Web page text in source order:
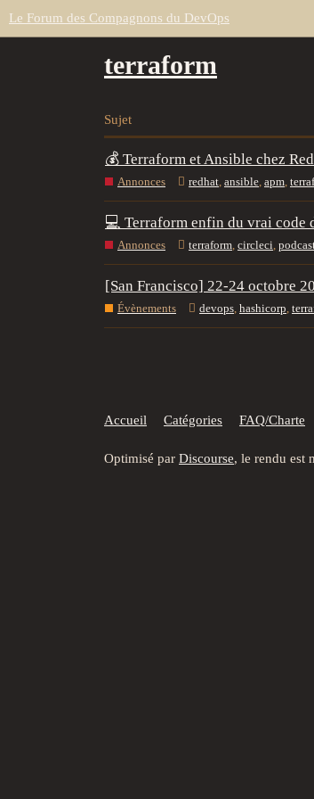
Le Forum des Compagnons du DevOps
terraform
Sujet
💰 Terraform et Ansible chez
Annonces redhat ansible apm
💻 Terraform enfin du vrai code
Annonces terraform circleci
[San Francisco] 22-24 octobre
Évènements devops hashicorp
Accueil Catégories FAQ/Charte
Optimisé par Discourse, le rendu est